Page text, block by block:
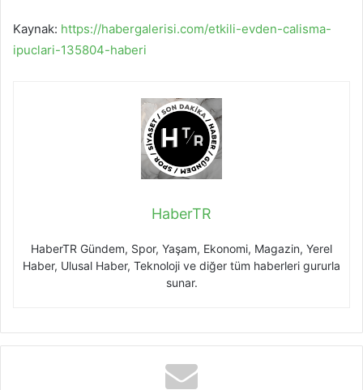
Kaynak: https://habergalerisi.com/etkili-evden-calisma-
ipuclari-135804-haberi
HaberTR
HaberTR Gündem, Spor, Yaşam, Ekonomi, Magazin, Yerel
Haber, Ulusal Haber, Teknoloji ve diğer tüm haberleri gururla
sunar.